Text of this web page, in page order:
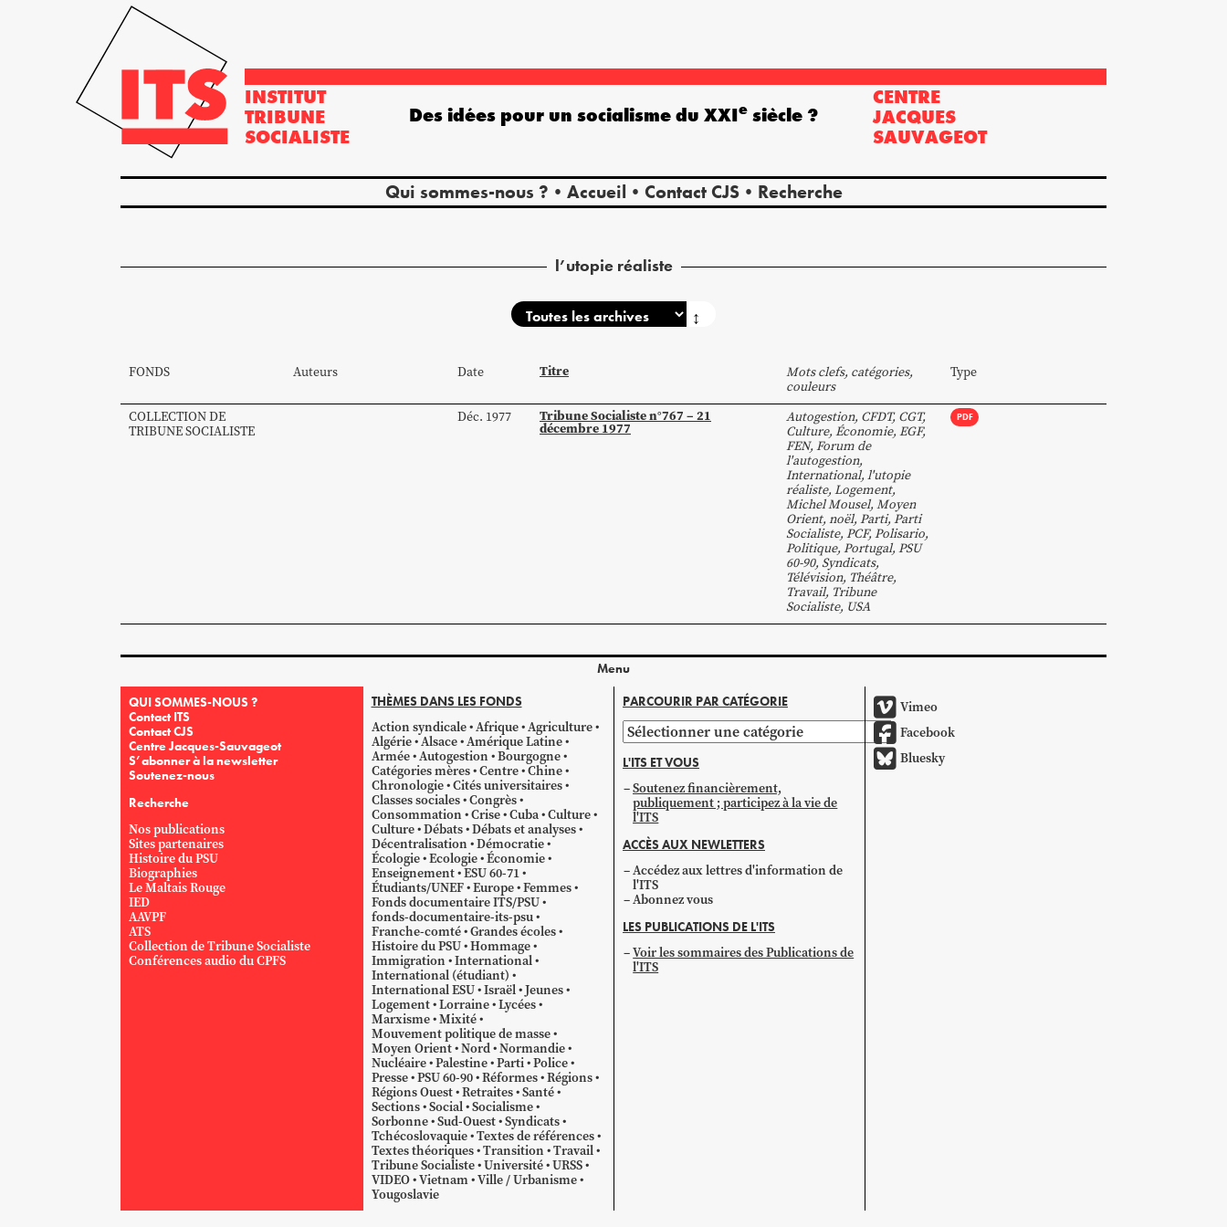
INSTITUT
TRIBUNE
SOCIALISTE
CENTRE
JACQUES
SAUVAGEOT
Qui sommes-nous ? Accueil Contact CJS Recherche
Des idées pour un socialisme du XXIe siècle ?
l’utopie réaliste
↕
FONDS Auteurs Date Titre
Mots clefs, catégories,
couleurs
Type
COLLECTION DE
TRIBUNE SOCIALISTE
Déc. 1977 Tribune Socialiste n°767 – 21
décembre 1977
Autogestion, CFDT, CGT,
Culture, Économie, EGF,
FEN, Forum de
l'autogestion,
International, l'utopie
réaliste, Logement,
Michel Mousel, Moyen
Orient, noël, Parti, Parti
Socialiste, PCF, Polisario,
Politique, Portugal, PSU
60-90, Syndicats,
Télévision, Théâtre,
Travail, Tribune
Socialiste, USA
PDF
Menu
QUI SOMMES-NOUS ?
Contact ITS
Contact CJS
Centre Jacques-Sauvageot
S’abonner à la newsletter
Soutenez-nous
Recherche
Nos publications
Sites partenaires
Histoire du PSU
Biographies
Le Maltais Rouge
IED
AAVPF
ATS
Collection de Tribune Socialiste
Conférences audio du CPFS
THÈMES DANS LES FONDS
Action syndicale Afrique Agriculture
Algérie Alsace Amérique Latine
Armée Autogestion Bourgogne
Catégories mères Centre Chine
Chronologie Cités universitaires
Classes sociales Congrès
Consommation Crise Cuba Culture
Culture Débats Débats et analyses
Décentralisation Démocratie
Écologie Ecologie Économie
Enseignement ESU 60-71
Étudiants/UNEF Europe Femmes
Fonds documentaire ITS/PSU
fonds-documentaire-its-psu
Franche-comté Grandes écoles
Histoire du PSU Hommage
Immigration International
International (étudiant)
International ESU Israël Jeunes
Logement Lorraine Lycées
Marxisme Mixité
Mouvement politique de masse
Moyen Orient Nord Normandie
Nucléaire Palestine Parti Police
Presse PSU 60-90 Réformes Régions
Régions Ouest Retraites Santé
Sections Social Socialisme
Sorbonne Sud-Ouest Syndicats
Tchécoslovaquie Textes de références
Textes théoriques Transition Travail
Tribune Socialiste Université URSS
VIDEO Vietnam Ville / Urbanisme
Yougoslavie
PARCOURIR PAR CATÉGORIE
Parcourir
par
catégorie
L'ITS ET VOUS
Soutenez financièrement,
publiquement ; participez à la vie de
l'ITS
ACCÈS AUX NEWLETTERS
Accédez aux lettres d'information de
l'ITS
Abonnez vous
LES PUBLICATIONS DE L'ITS
Voir les sommaires des Publications de
l'ITS
Vimeo
Facebook
Bluesky